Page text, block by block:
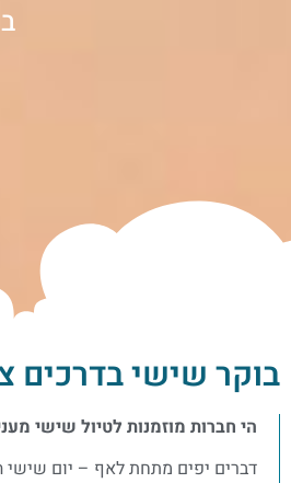
בוקר שישי בדרכים
הי חברות מוזמנות לטיול שישי
דברים יפים מתחת לאף – יום שישי ה-27.5.22 בין השעות 9:00-